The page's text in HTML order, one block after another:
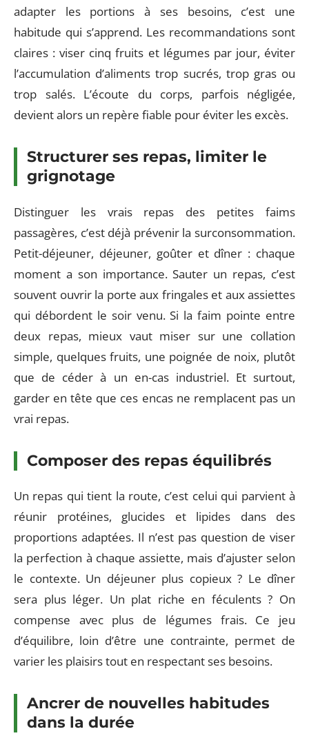
adapter les portions à ses besoins, c’est une
habitude qui s’apprend. Les recommandations sont
claires : viser cinq fruits et légumes par jour, éviter
l’accumulation d’aliments trop sucrés, trop gras ou
trop salés. L’écoute du corps, parfois négligée,
devient alors un repère fiable pour éviter les excès.
Structurer ses repas, limiter le
grignotage
Distinguer les vrais repas des petites faims
passagères, c’est déjà prévenir la surconsommation.
Petit-déjeuner, déjeuner, goûter et dîner : chaque
moment a son importance. Sauter un repas, c’est
souvent ouvrir la porte aux fringales et aux assiettes
qui débordent le soir venu. Si la faim pointe entre
deux repas, mieux vaut miser sur une collation
simple, quelques fruits, une poignée de noix, plutôt
que de céder à un en-cas industriel. Et surtout,
garder en tête que ces encas ne remplacent pas un
vrai repas.
Composer des repas équilibrés
Un repas qui tient la route, c’est celui qui parvient à
réunir protéines, glucides et lipides dans des
proportions adaptées. Il n’est pas question de viser
la perfection à chaque assiette, mais d’ajuster selon
le contexte. Un déjeuner plus copieux ? Le dîner
sera plus léger. Un plat riche en féculents ? On
compense avec plus de légumes frais. Ce jeu
d’équilibre, loin d’être une contrainte, permet de
varier les plaisirs tout en respectant ses besoins.
Ancrer de nouvelles habitudes
dans la durée